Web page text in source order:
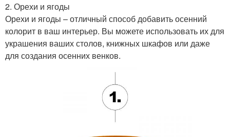
2. Орехи и ягоды
Орехи и ягоды – отличный способ добавить осенний
колорит в ваш интерьер. Вы можете использовать их для
украшения ваших столов, книжных шкафов или даже
для создания осенних венков.